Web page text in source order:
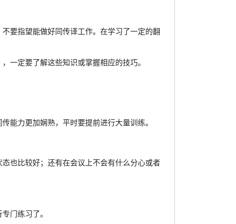
要指望能做好同传译工作。在学习了一定的翻
一定要了解这些知识或掌握相应的技巧。
能力更加娴熟，平时要提前进行大量训练。
也比较好；还有在会议上不会有什么分心或者
门练习了。